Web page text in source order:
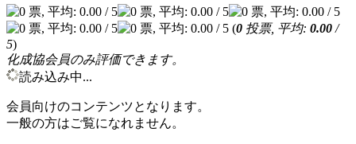
(0 投票, 平均: 0.00 /
5)
化成協会員のみ評価できます。
読み込み中...
会員向けのコンテンツとなります。
一般の方はご覧になれません。